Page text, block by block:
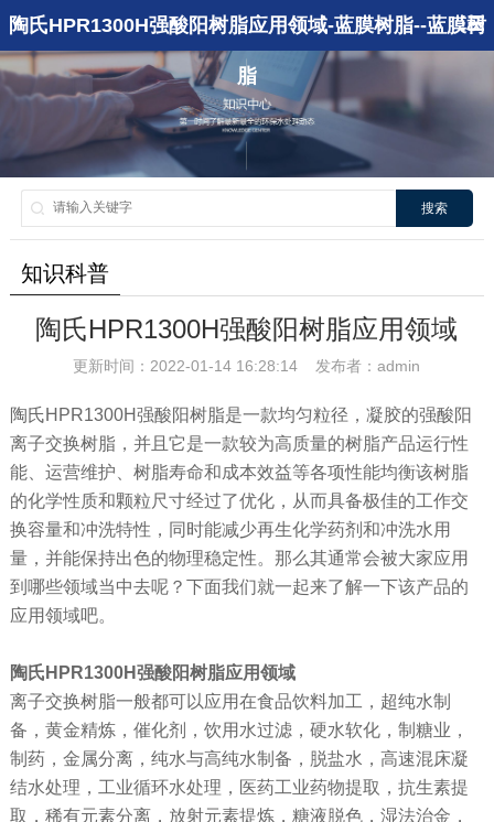
陶氏HPR1300H强酸阳树脂应用领域-蓝膜树脂--蓝膜树
脂
搜索
知识科普
陶氏HPR1300H强酸阳树脂应用领域
更新时间：2022-01-14 16:28:14 发布者：admin
陶氏HPR1300H强酸阳树脂是一款均匀粒径，凝胶的强酸阳
离子交换树脂，并且它是一款较为高质量的树脂产品运行性
能、运营维护、树脂寿命和成本效益等各项性能均衡该树脂
的化学性质和颗粒尺寸经过了优化，从而具备极佳的工作交
换容量和冲洗特性，同时能减少再生化学药剂和冲洗水用
量，并能保持出色的物理稳定性。那么其通常会被大家应用
到哪些领域当中去呢？下面我们就一起来了解一下该产品的
应用领域吧。
陶氏HPR1300H强酸阳树脂应用领域
离子交换树脂一般都可以应用在食品饮料加工，超纯水制
备，黄金精炼，催化剂，饮用水过滤，硬水软化，制糖业，
制药，金属分离，纯水与高纯水制备，脱盐水，高速混床凝
结水处理，工业循环水处理，医药工业药物提取，抗生素提
取，稀有元素分离，放射元素提炼，糖液脱色，湿法治金，